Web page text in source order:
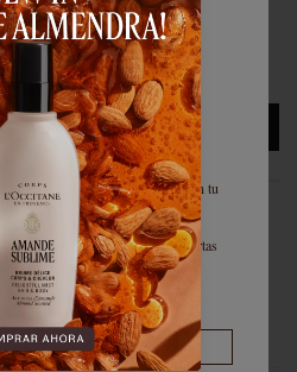
0
0
0
una reseña
100.0
comienza acá
y obtené un 10% de descuento en tu
compra.
de nuestras promociones, ofertas
últimas novedades.